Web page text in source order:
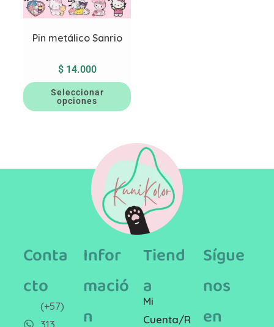
Pin metálico Sanrio
$14.000
Seleccionar
opciones
Conta
cto
(+57)
313
Infor
mació
n
Tiend
a
Mi
Cuenta/R
Sígue
nos
en